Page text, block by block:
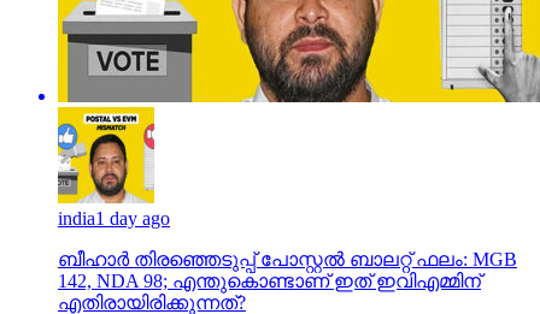
india1 day ago
ബീഹാർ തിരഞ്ഞെടുപ്പ് പോസ്റ്റൽ ബാലറ്റ് ഫലം: MGB
142, NDA 98; എന്തുകൊണ്ടാണ് ഇത് ഇവിഎമ്മിന്
എതിരായിരിക്കുന്നത്?